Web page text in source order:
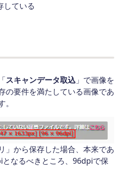
している
スキャンデータ取込 」で画像を
の要件を満たしている画像であ
」から保存した場合、本来であ
なるべきところ、96dpiで保